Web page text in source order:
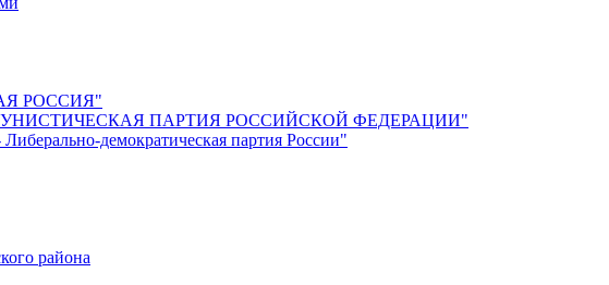
РОССИЯ"
ПАРТИЯ РОССИЙСКОЙ ФЕДЕРАЦИИ"
демократическая партия России"
района